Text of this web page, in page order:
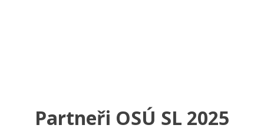
Partneři OSÚ SL 2025